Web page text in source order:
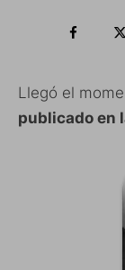
Llegó el
publicado en